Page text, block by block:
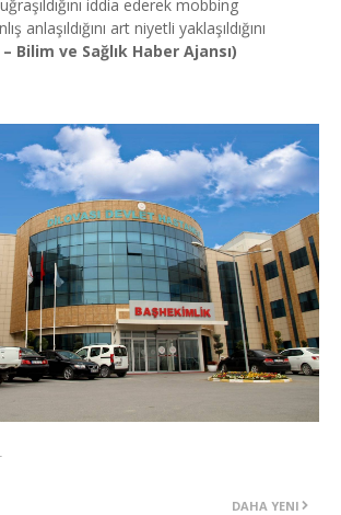
iddia ederek mobbing
anlaşıldığını art niyetli yaklaşıldığını
– Bilim ve Sağlık Haber Ajansı)
DAHA YENI